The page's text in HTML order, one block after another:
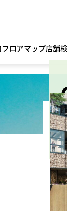
フロアマップ店舗